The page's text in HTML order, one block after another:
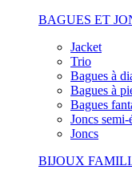
BAGUES ET
Jacket
Trio
Bagues à
Bagues à
Bagues
Joncs
Joncs
BIJOUX